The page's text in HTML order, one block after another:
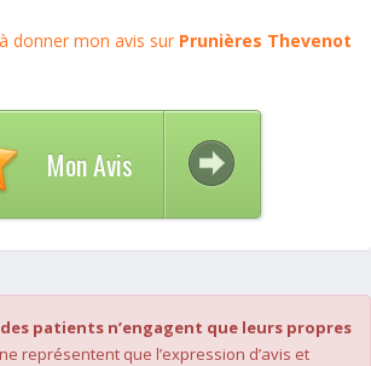
donner mon avis sur Prunières Thevenot
Mon Avis
patients n’engagent que leurs propres
représentent que l’expression d’avis et